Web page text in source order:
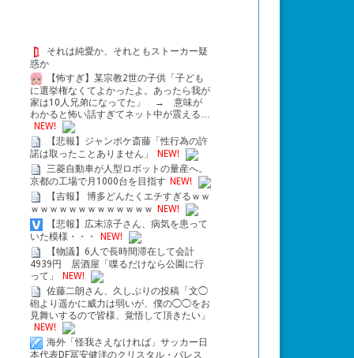
作品初参戦で毎回３分程でクリストファ
イダーマン：ブランド・ニュー・デイ』の
それは純愛か、それともストーカー疑
惑か
【怖すぎ】某宗教2世の子供「子ども
に選挙権なくてよかったよ。あったら我が
家は10人兄弟になってた」 → 意味が
わかると怖い話すぎてネット中が震える…
NEW!
【悲報】ジャンポケ斎藤「性行為の許
諾は取ったことありません」
NEW!
三菱自動車が人型ロボットの量産へ。
京都の工場で月1000台を目指す NEW!
【吉報】 博多どんたくエチすぎるｗｗ
ｗｗｗｗｗｗｗｗｗｗｗｗｗ
NEW!
【悲報】広末涼子さん、病気を患って
いた模様・・・
NEW!
【物議】6人で長時間滞在して会計
4939円 居酒屋「喋るだけなら公園に行
って」
NEW!
佐藤二朗さん、久しぶりの投稿「文◯
砲より遥かに威力は弱いが、僕の◯◯をお
見舞いするので皆様、覚悟して頂きたい」
NEW!
海外「怪我さえなければ」サッカー日
本代表DF冨安健洋のクリスタル・パレス